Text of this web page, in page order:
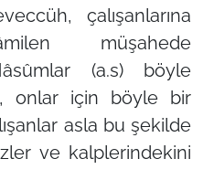
çalışanlarına
müşahede
(a.s) böyle
onlar için böyle bir
asla bu şekilde
ve kalplerindekini